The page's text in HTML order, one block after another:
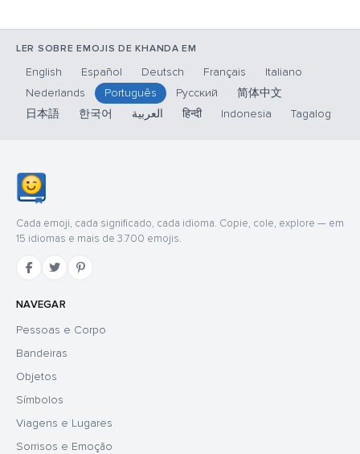
LER SOBRE EMOJIS DE KHANDA EM
English Español Deutsch Français
Italiano
Nederlands
Português Русский
简体中文
日本語
한국어 العربية हिन्दी Indonesia Tagalog
Cada emoji, cada significado, cada idioma. Copie, cole, explore — em
15 idiomas e mais de 3.700 emojis.
NAVEGAR
Pessoas e Corpo
Bandeiras
Objetos
Símbolos
Viagens e Lugares
Sorrisos e Emoção